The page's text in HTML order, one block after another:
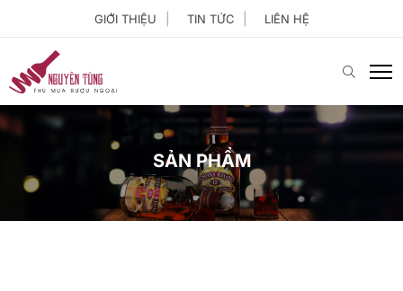
GIỚI THIỆU TIN TỨC LIÊN HỆ
SẢN PHẨM